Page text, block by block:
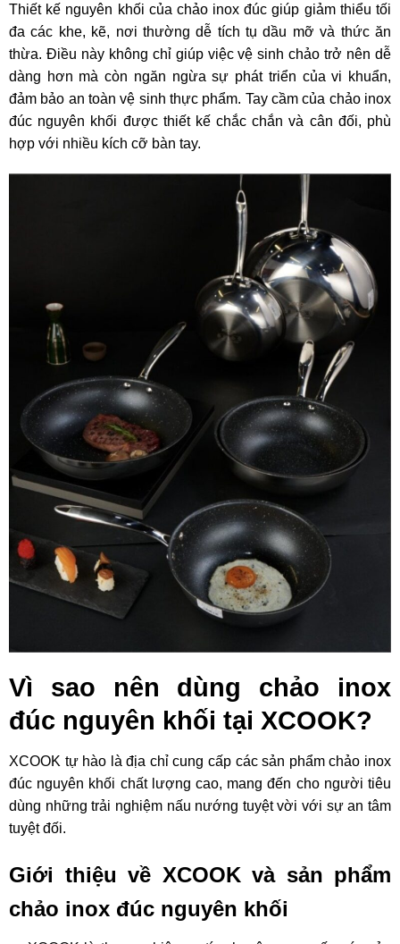
Thiết kế nguyên khối của chảo inox đúc giúp giảm thiểu tối
đa các khe, kẽ, nơi thường dễ tích tụ dầu mỡ và thức ăn
thừa. Điều này không chỉ giúp việc vệ sinh chảo trở nên dễ
dàng hơn mà còn ngăn ngừa sự phát triển của vi khuẩn,
đảm bảo an toàn vệ sinh thực phẩm. Tay cầm của chảo inox
đúc nguyên khối được thiết kế chắc chắn và cân đối, phù
hợp với nhiều kích cỡ bàn tay.
Vì sao nên dùng chảo inox
đúc nguyên khối tại XCOOK?
XCOOK tự hào là địa chỉ cung cấp các sản phẩm chảo inox
đúc nguyên khối chất lượng cao, mang đến cho người tiêu
dùng những trải nghiệm nấu nướng tuyệt vời với sự an tâm
tuyệt đối.
Giới thiệu về XCOOK và sản phẩm
chảo inox đúc nguyên khối